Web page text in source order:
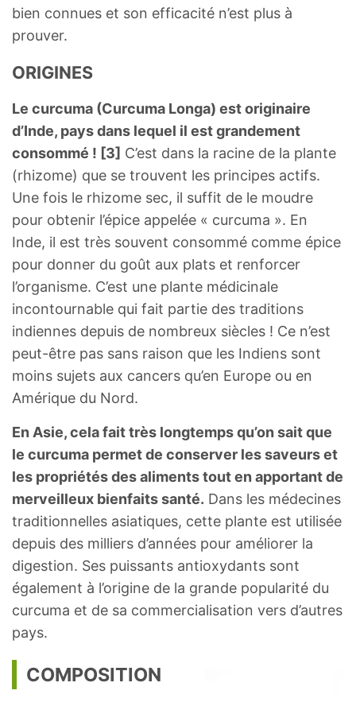
bien connues et son efficacité n’est plus à
prouver.
ORIGINES
Le curcuma (Curcuma Longa) est originaire
d’Inde, pays dans lequel il est grandement
consommé ! [3] C’est dans la racine de la plante
(rhizome) que se trouvent les principes actifs.
Une fois le rhizome sec, il suffit de le moudre
pour obtenir l’épice appelée « curcuma ». En
Inde, il est très souvent consommé comme épice
pour donner du goût aux plats et renforcer
l’organisme. C’est une plante médicinale
incontournable qui fait partie des traditions
indiennes depuis de nombreux siècles ! Ce n’est
peut-être pas sans raison que les Indiens sont
moins sujets aux cancers qu’en Europe ou en
Amérique du Nord.
En Asie, cela fait très longtemps qu’on sait que
le curcuma permet de conserver les saveurs et
les propriétés des aliments tout en apportant de
merveilleux bienfaits santé. Dans les médecines
traditionnelles asiatiques, cette plante est utilisée
depuis des milliers d’années pour améliorer la
digestion. Ses puissants antioxydants sont
également à l’origine de la grande popularité du
curcuma et de sa commercialisation vers d’autres
pays.
COMPOSITION